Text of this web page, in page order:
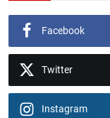
Facebook
Twitter
Instagram